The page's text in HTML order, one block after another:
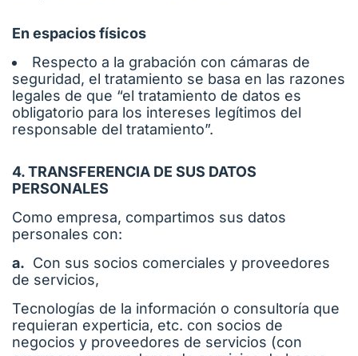
En espacios físicos
Respecto a la grabación con cámaras de
seguridad, el tratamiento se basa en las razones
legales de que “el tratamiento de datos es
obligatorio para los intereses legítimos del
responsable del tratamiento”.
4. TRANSFERENCIA DE SUS DATOS
PERSONALES
Como empresa, compartimos sus datos
personales con:
a. Con sus socios comerciales y proveedores
de servicios,
Tecnologías de la información o consultoría que
requieran experticia, etc. con socios de
negocios y proveedores de servicios (con